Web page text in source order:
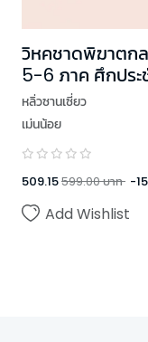
วิหคชาดพิฆาตก
5-6 ภาค ศึกประ
ราชครู
หลิ่วซานเซี่ยว
เม่นน้อย
509.15599.00บาท -15
Add Wishlist